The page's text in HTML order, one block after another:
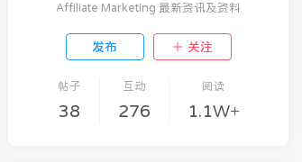
Affiliate Marketing 最新资讯及资料
发布 关注
帖子
38
互动
276
阅读
1.1W+